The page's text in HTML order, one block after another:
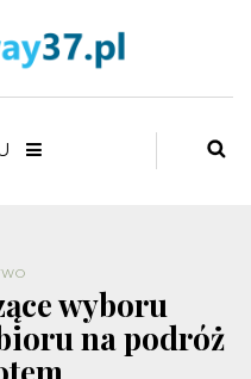
wyboru
na podróż